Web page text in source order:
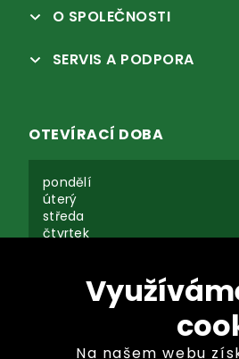
Na našem webu
O SPOLEČNOSTI
SERVIS A PODPORA
OTEVÍRACÍ DOBA
pondělí
úterý
středa
čtvrtek